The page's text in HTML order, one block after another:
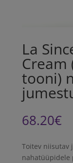
La
Cream
tooni)
68.20€
Toitev niisutav
nahatüüpidele